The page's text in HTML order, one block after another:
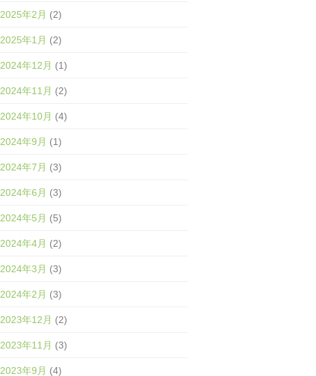
2025年2月 (2)
2025年1月 (2)
2024年12月 (1)
2024年11月 (2)
2024年10月 (4)
2024年9月 (1)
2024年7月 (3)
2024年6月 (3)
2024年5月 (5)
2024年4月 (2)
2024年3月 (3)
2024年2月 (3)
2023年12月 (2)
2023年11月 (3)
2023年9月 (4)